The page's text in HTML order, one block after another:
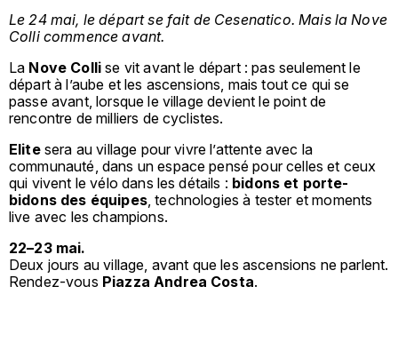
Le 24 mai, le départ se fait de Cesenatico. Mais la Nove
Colli commence avant.
La Nove Colli se vit avant le départ : pas seulement le
départ à l’aube et les ascensions, mais tout ce qui se
passe avant, lorsque le village devient le point de
rencontre de milliers de cyclistes.
Elitesera au village pour vivre l’attente avec la
communauté, dans un espace pensé pour celles et ceux
qui vivent le vélo dans les détails : bidons et porte-
bidons des équipes, technologies à tester et moments
live avec les champions.
22–23 mai.
Deux jours au village, avant que les ascensions ne parlent.
Rendez-vous Piazza Andrea Costa.